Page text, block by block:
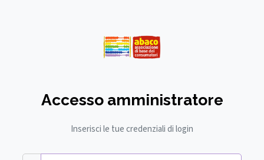
Accesso amministratore
Inserisci le tue credenziali di login